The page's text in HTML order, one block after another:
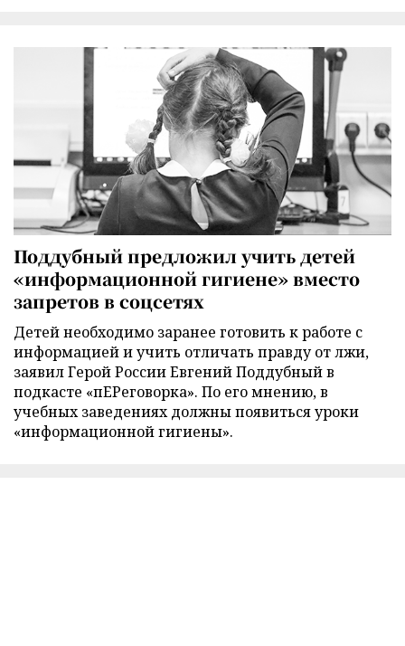
Поддубный предложил учить детей
«информационной гигиене» вместо
запретов в соцсетях
Детей необходимо заранее готовить к работе с
информацией и учить отличать правду от лжи,
заявил Герой России Евгений Поддубный в
подкасте «пЕРеговорка». По его мнению, в
учебных заведениях должны появиться уроки
«информационной гигиены».